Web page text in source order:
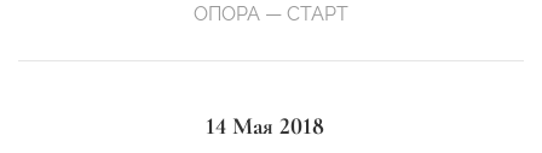
ОПОРА — СТАРТ
14 Мая 2018